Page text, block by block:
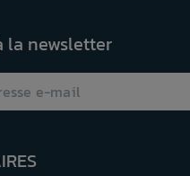
la newsletter